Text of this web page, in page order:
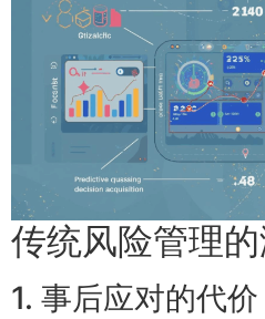
传统风险管理
1. 事后应对的代价